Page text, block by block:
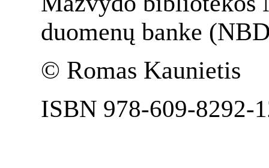
duomenų banke
© Romas Kaunietis
ISBN 978-609-8292-